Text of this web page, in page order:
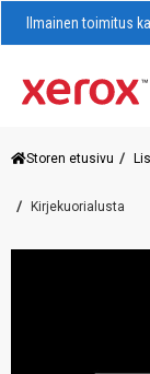
Ilmainen toimitus
Storen etusivu
Kirjekuorialusta